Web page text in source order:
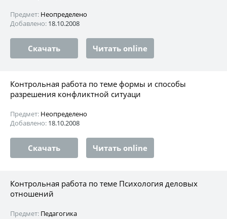
Предмет: Неопределено
Добавлено: 18.10.2008
Скачать Читать online
Контрольная работа по теме формы и способы
разрешения конфликтной ситуаци
Предмет: Неопределено
Добавлено: 18.10.2008
Скачать Читать online
Контрольная работа по теме Психология деловых
отношений
Предмет: Педагогика